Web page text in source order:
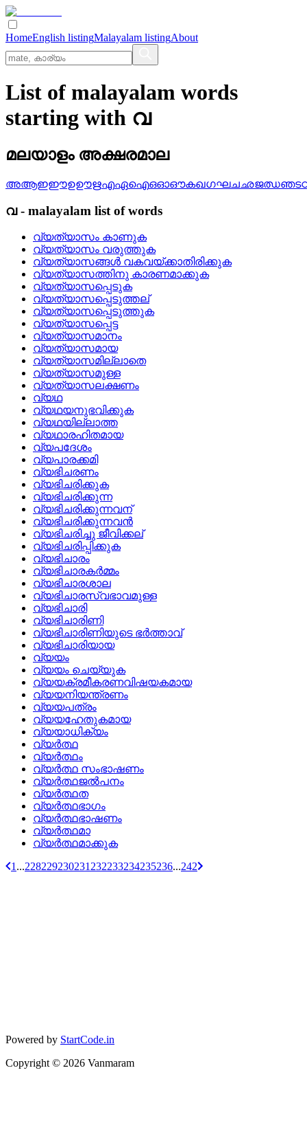
HomeEnglish listingMalayalam listingAbout
List of malayalam words
starting with വ
മലയാളം അക്ഷരമാല
അആഇഈഉഊഋഎഏഐഒഓഔകഖഗഘചഛജഝഞട
വ- malayalam list of words
വ്യത്യാസം കാണുക
വ്യത്യാസം വരുത്തുക
വ്യത്യാസങ്ങള്‍ വകവയ്‌ക്കാതിരിക്കുക
വ്യത്യാസത്തിനു കാരണമാക്കുക
വ്യത്യാസപ്പെടുക
വ്യത്യാസപ്പെടുത്തല്
വ്യത്യാസപ്പെടുത്തുക
വ്യത്യാസപ്പെട്ട
വ്യത്യാസമാനം
വ്യത്യാസമായ
വ്യത്യാസമില്ലാതെ
വ്യത്യാസമുള്ള
വ്യത്യാസലക്ഷണം
വ്യഥ
വ്യഥയനുഭവിക്കുക
വ്യഥയില്ലാത്ത
വ്യഥാരഹിതമായ
വ്യപദേശം
വ്യപാരക്കമി
വ്യഭിചരണം
വ്യഭിചരിക്കുക
വ്യഭിചരിക്കുന്ന
വ്യഭിചരിക്കുന്നവന്
വ്യഭിചരിക്കുന്നവന്‍
വ്യഭിചരിച്ചു ജീവിക്കല്
വ്യഭിചരിപ്പിക്കുക
വ്യഭിചാരം
വ്യഭിചാരകര്‍മ്മം
വ്യഭിചാരശാല
വ്യഭിചാരസ്വഭാവമുള്ള
വ്യഭിചാരി
വ്യഭിചാരിണി
വ്യഭിചാരിണിയുടെ ഭര്‍ത്താവ്
വ്യഭിചാരിയായ
വ്യയം
വ്യയം ചെയ്യുക
വ്യയക്രമീകരണവിഷയകമായ
വ്യയനിയന്ത്രണം
വ്യയപത്രം
വ്യയഹേതുകമായ
വ്യയാധിക്യം
വ്യര്‍ത്ഥ
വ്യര്‍ത്ഥം
വ്യര്‍ത്ഥ സംഭാഷണം
വ്യര്‍ത്ഥജല്‍പനം
വ്യര്‍ത്ഥത
വ്യര്‍ത്ഥഭാഗം
വ്യര്‍ത്ഥഭാഷണം
വ്യര്‍ത്ഥമാ
വ്യര്‍ത്ഥമാക്കുക
1 ...228229230231 232233234235236...242
Powered by StartCode.in
Copyright © 2026 Vanmaram